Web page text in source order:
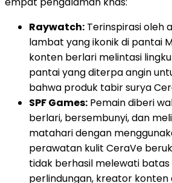
Raywatch: Terinspirasi oleh
lambat yang ikonik di pantai
konten berlari melintasi
pantai yang diterpa angin
bahwa produk tabir surya
SPF Games: Pemain diberi
berlari, bersembunyi, dan
matahari dengan
perawatan kulit CeraVe
tidak berhasil melewati
perlindungan, kreator